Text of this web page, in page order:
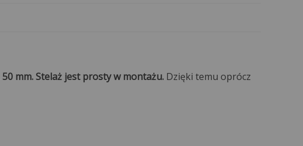
50 mm. Stelaż jest prosty w montażu. Dzięki temu oprócz